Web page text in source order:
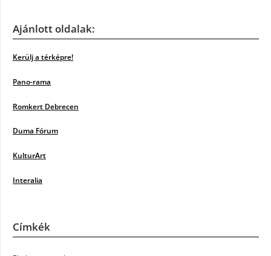
Ajánlott oldalak:
Kerülj a térképre!
Pano-rama
Romkert Debrecen
Duma Fórum
KulturArt
Interalia
Címkék